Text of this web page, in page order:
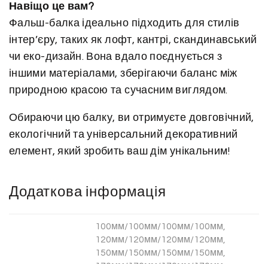
Навіщо це вам?
Фальш-балка ідеально підходить для стилів
інтер’єру, таких як лофт, кантрі, скандинавський
чи еко-дизайн. Вона вдало поєднується з
іншими матеріалами, зберігаючи баланс між
природною красою та сучасним виглядом.
Обираючи цю балку, ви отримуєте довговічний,
екологічний та універсальний декоративний
елемент, який зробить ваш дім унікальним!
Додаткова інформація
100мм/100мм/100мм/100мм,
120мм/120мм/120мм/120мм,
150мм/150мм/150мм/150мм,